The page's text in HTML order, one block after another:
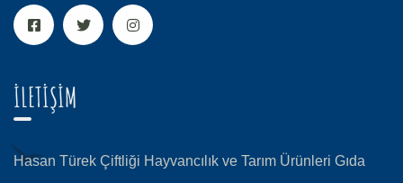
İLETİŞİM
Hasan Türek Çiftliği Hayvancılık ve Tarım Ürünleri Gıda